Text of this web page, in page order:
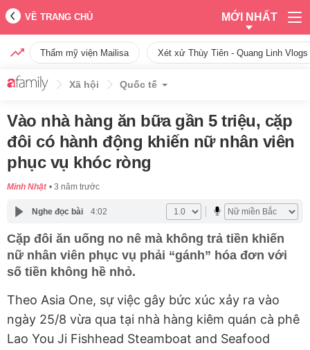
VỀ TRANG CHỦ MỚI NHẤT
Thẩm mỹ viện Mailisa Xét xử Thùy Tiên - Quang Linh
Xã hội Quốc tế
Vào nhà hàng ăn bữa gần 5 triệu, cặp
đôi có hành động khiến nữ nhân viên
phục vụ khóc ròng
Minh Nhật 3 năm trước
Nghe đọc bài 4:02
Cặp đôi ăn uống no nê mà không trả tiền khiến
nữ nhân viên phục vụ phải “gánh” hóa đơn với
số tiền không hề nhỏ.
Theo Asia One, sự việc gây bức xúc xảy ra vào
ngày 25/8 vừa qua tại nhà hàng kiêm quán cà phê
Lao You Ji Fishhead Steamboat and Seafood